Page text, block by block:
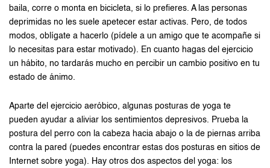
baila, corre o monta en bicicleta, si lo prefieres. A las personas
deprimidas no les suele apetecer estar activas. Pero, de todos
modos, oblígate a hacerlo (pídele a un amigo que te acompañe si
lo necesitas para estar motivado). En cuanto hagas del ejercicio
un hábito, no tardarás mucho en percibir un cambio positivo en tu
estado de ánimo.
Aparte del ejercicio aeróbico, algunas posturas de yoga te
pueden ayudar a aliviar los sentimientos depresivos. Prueba la
postura del perro con la cabeza hacia abajo o la de piernas arriba
contra la pared (puedes encontrar estas dos posturas en sitios de
Internet sobre yoga). Hay otros dos aspectos del yoga: los